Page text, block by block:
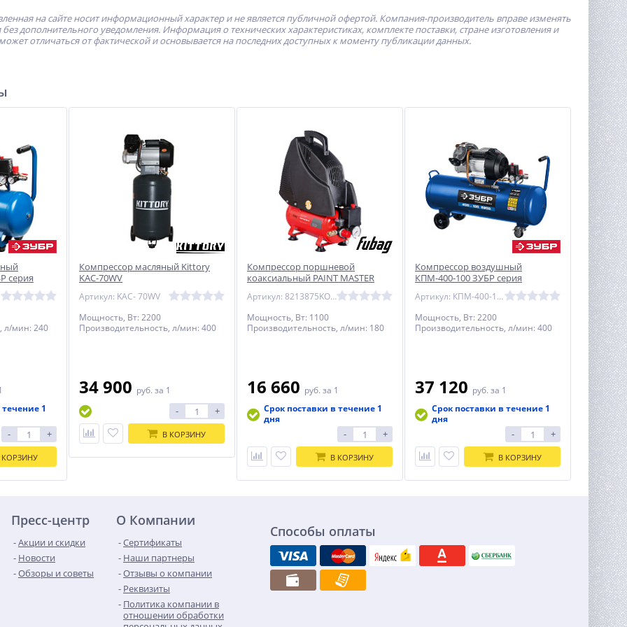
на сайте носит информационный характер и не является публичной офертой. Компания-производитель вправе изменять
дополнительного уведомления. Информация о технических характеристиках, комплекте поставки, стране изготовления и
отличаться от фактической и основывается на последних доступных к моменту публикации данных.
серия
л/мин: 240
1
- +
КОРЗИНУ
Компрессор масляный Kittory
KAC-70WV
Артикул: KAC- 70WV
Мощность, Вт: 2200
Производительность, л/мин: 400
34 900 руб. за 1
- +
В КОРЗИНУ
Компрессор поршневой
коаксиальный PAINT MASTER
Артикул: 8213875KOA609
Мощность, Вт: 1100
Производительность, л/мин: 180
16 660 руб. за 1
Срок поставки в течение 1
дня
- +
В КОРЗИНУ
Компрессор воздушный
КПМ-400-100 ЗУБР серия
Артикул: КПМ-400-100
Мощность, Вт: 2200
Производительность, л/мин: 400
37 120 руб. за 1
Срок поставки в течение 1
дня
- +
В КОРЗИНУ
Пресс-центр
Акции и скидки
Новости
Обзоры и советы
О Компании
Сертификаты
Наши партнеры
Отзывы о компании
Реквизиты
Политика компании в
отношении обработки
Способы оплаты